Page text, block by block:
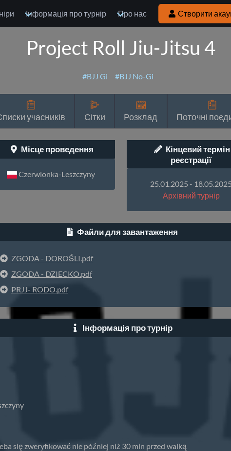
Інформація про турнір Про нас Створити
Project Roll Jiu-Jitsu 4
#BJJ Gi #BJJ No-Gi
учасників Сітки Розклад Поточні
Місце проведення
Czerwionka-Leszczyny
Кінцевий термін
реєстрації
25.01.2025 - 18.05.2025
Архівний турнір
Файли для завантаження
ZGODA - DOROŚLI.pdf
ZGODA - DZIECKO.pdf
PRJJ- RODO.pdf
Інформація про турнір
się zweryfikować nie później niż 30 min przed walką